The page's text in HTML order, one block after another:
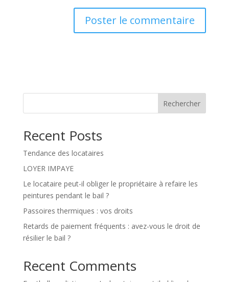
Rechercher
Recent Posts
Tendance des locataires
LOYER IMPAYE
Le locataire peut-il obliger le propriétaire à refaire les
peintures pendant le bail ?
Passoires thermiques : vos droits
Retards de paiement fréquents : avez-vous le droit de
résilier le bail ?
Recent Comments